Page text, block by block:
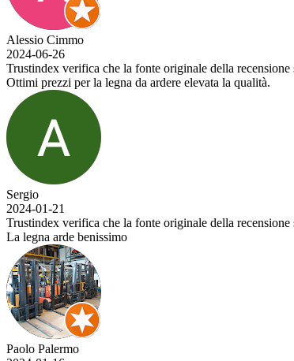
che la fonte originale della recensione sia Google.
legna da ardere elevata la qualità.
che la fonte originale della recensione sia Google.